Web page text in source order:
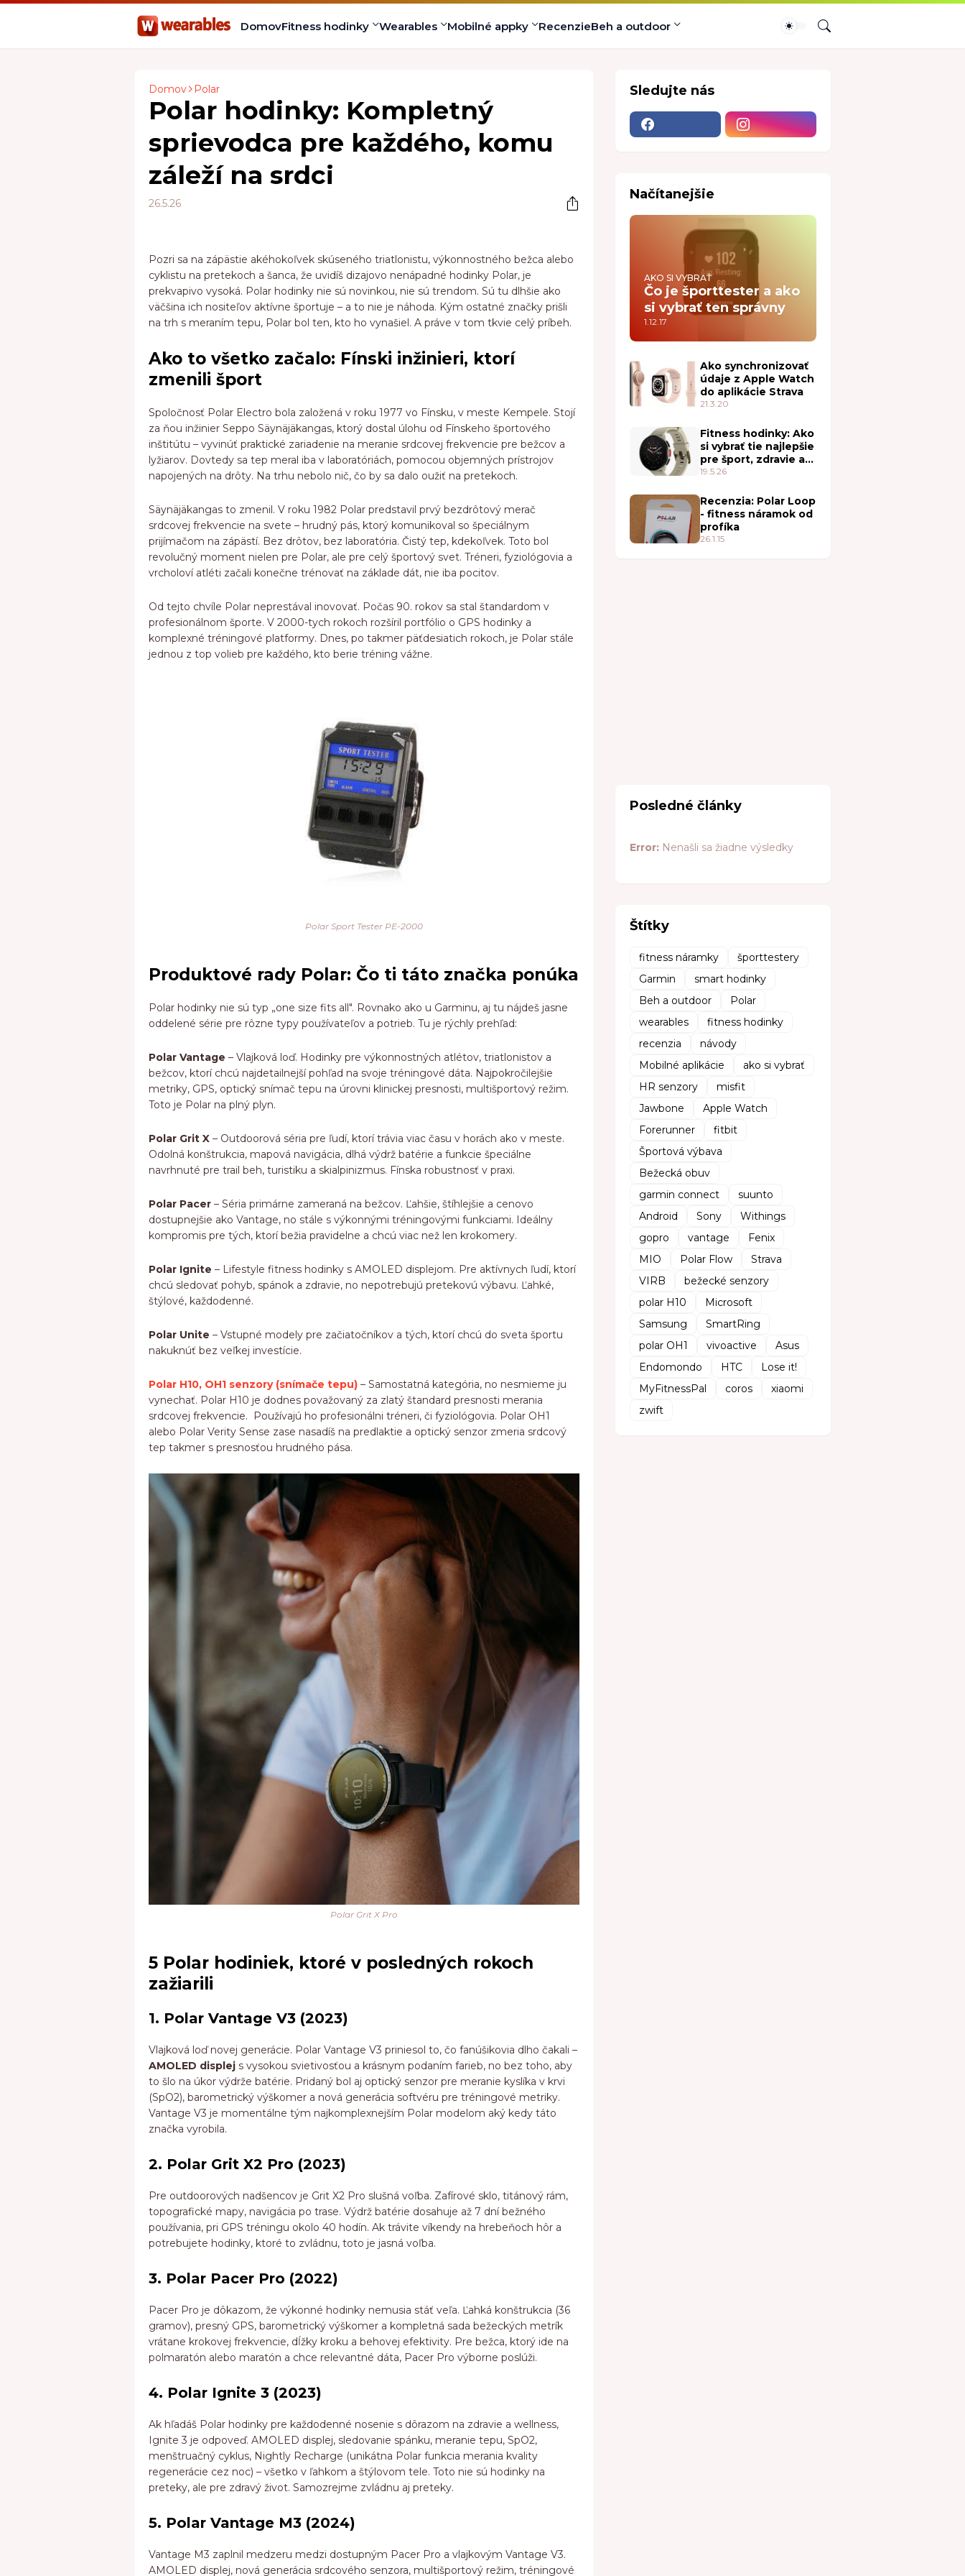
DomovFitness hodinky Wearables Mobilné appky RecenzieBeh a outdoor
Domov Polar
Polar hodinky: Kompletný
sprievodca pre každého, komu
záleží na srdci
26.5.26
Pozri sa na zápästie akéhokoľvek skúseného triatlonistu, výkonnostného bežca alebo
cyklistu na pretekoch a šanca, že uvidíš dizajovo nenápadné hodinky Polar, je
prekvapivo vysoká. Polar hodinky nie sú novinkou, nie sú trendom. Sú tu dlhšie ako
väčšina ich nositeľov aktívne športuje – a to nie je náhoda. Kým ostatné značky prišli
na trh s meraním tepu, Polar bol ten, kto ho vynašiel. A práve v tom tkvie celý príbeh.
Ako to všetko začalo: Fínski inžinieri, ktorí
zmenili šport
Spoločnosť Polar Electro bola založená v roku 1977 vo Fínsku, v meste Kempele. Stojí
za ňou inžinier Seppo Säynäjäkangas, ktorý dostal úlohu od Fínskeho športového
inštitútu – vyvinúť praktické zariadenie na meranie srdcovej frekvencie pre bežcov a
lyžiarov. Dovtedy sa tep meral iba v laboratóriách, pomocou objemných prístrojov
napojených na drôty. Na trhu nebolo nič, čo by sa dalo oužiť na pretekoch.
Säynäjäkangas to zmenil. V roku 1982 Polar predstavil prvý bezdrôtový merač
srdcovej frekvencie na svete – hrudný pás, ktorý komunikoval so špeciálnym
prijímačom na zápästí. Bez drôtov, bez laboratória. Čistý tep, kdekoľvek. Toto bol
revolučný moment nielen pre Polar, ale pre celý športový svet. Tréneri, fyziológovia a
vrcholoví atléti začali konečne trénovať na základe dát, nie iba pocitov.
Od tejto chvíle Polar neprestával inovovať. Počas 90. rokov sa stal štandardom v
profesionálnom športe. V 2000-tych rokoch rozšíril portfólio o GPS hodinky a
komplexné tréningové platformy. Dnes, po takmer päťdesiatich rokoch, je Polar stále
jednou z top volieb pre každého, kto berie tréning vážne.
Polar Sport Tester PE-2000
Produktové rady Polar: Čo ti táto značka ponúka
Polar hodinky nie sú typ „one size fits all". Rovnako ako u Garminu, aj tu nájdeš jasne
oddelené série pre rôzne typy používateľov a potrieb. Tu je rýchly prehľad:
Polar Vantage – Vlajková loď. Hodinky pre výkonnostných atlétov, triatlonistov a
bežcov, ktorí chcú najdetailnejší pohľad na svoje tréningové dáta. Najpokročilejšie
metriky, GPS, optický snímač tepu na úrovni klinickej presnosti, multišportový režim.
Toto je Polar na plný plyn.
Polar Grit X – Outdoorová séria pre ľudí, ktorí trávia viac času v horách ako v meste.
Odolná konštrukcia, mapová navigácia, dlhá výdrž batérie a funkcie špeciálne
navrhnuté pre trail beh, turistiku a skialpinizmus. Fínska robustnosť v praxi.
Polar Pacer – Séria primárne zameraná na bežcov. Ľahšie, štíhlejšie a cenovo
dostupnejšie ako Vantage, no stále s výkonnými tréningovými funkciami. Ideálny
kompromis pre tých, ktorí bežia pravidelne a chcú viac než len krokomery.
Polar Ignite – Lifestyle fitness hodinky s AMOLED displejom. Pre aktívnych ľudí, ktorí
chcú sledovať pohyb, spánok a zdravie, no nepotrebujú pretekovú výbavu. Ľahké,
štýlové, každodenné.
Polar Unite – Vstupné modely pre začiatočníkov a tých, ktorí chcú do sveta športu
nakuknúť bez veľkej investície.
Polar H10, OH1 senzory (snímače tepu) – Samostatná kategória, no nesmieme ju
vynechať. Polar H10 je dodnes považovaný za zlatý štandard presnosti merania
srdcovej frekvencie. Používajú ho profesionálni tréneri, či fyziológovia. Polar OH1
alebo Polar Verity Sense zase nasadíš na predlaktie a optický senzor zmeria srdcový
tep takmer s presnosťou hrudného pása.
Polar Grit X Pro
5 Polar hodiniek, ktoré v posledných rokoch
zažiarili
1. Polar Vantage V3 (2023)
Vlajková loď novej generácie. Polar Vantage V3 priniesol to, čo fanúšikovia dlho čakali –
AMOLED displej s vysokou svietivosťou a krásnym podaním farieb, no bez toho, aby
to šlo na úkor výdrže batérie. Pridaný bol aj optický senzor pre meranie kyslíka v krvi
(SpO2), barometrický výškomer a nová generácia softvéru pre tréningové metriky.
Vantage V3 je momentálne tým najkomplexnejším Polar modelom aký kedy táto
značka vyrobila.
2. Polar Grit X2 Pro (2023)
Pre outdoorových nadšencov je Grit X2 Pro slušná voľba. Zafírové sklo, titánový rám,
topografické mapy, navigácia po trase. Výdrž batérie dosahuje až 7 dní bežného
používania, pri GPS tréningu okolo 40 hodín. Ak trávite víkendy na hrebeňoch hôr a
potrebujete hodinky, ktoré to zvládnu, toto je jasná voľba.
3. Polar Pacer Pro (2022)
Pacer Pro je dôkazom, že výkonné hodinky nemusia stáť veľa. Ľahká konštrukcia (36
gramov), presný GPS, barometrický výškomer a kompletná sada bežeckých metrík
vrátane krokovej frekvencie, dĺžky kroku a behovej efektivity. Pre bežca, ktorý ide na
polmaratón alebo maratón a chce relevantné dáta, Pacer Pro výborne poslúži.
4. Polar Ignite 3 (2023)
Ak hľadáš Polar hodinky pre každodenné nosenie s dôrazom na zdravie a wellness,
Ignite 3 je odpoveď. AMOLED displej, sledovanie spánku, meranie tepu, SpO2,
menštruačný cyklus, Nightly Recharge (unikátna Polar funkcia merania kvality
regenerácie cez noc) – všetko v ľahkom a štýlovom tele. Toto nie sú hodinky na
preteky, ale pre zdravý život. Samozrejme zvládnu aj preteky.
5. Polar Vantage M3 (2024)
Vantage M3 zaplnil medzeru medzi dostupným Pacer Pro a vlajkovým Vantage V3.
AMOLED displej, nová generácia srdcového senzora, multišportový režim, tréningové
Sledujte nás
Načítanejšie
AKO SI VYBRAŤ
Čo je športtester a ako
si vybrať ten správny
1.12.17
Ako synchronizovať
údaje z Apple Watch
do aplikácie Strava
21.3.20
Fitness hodinky: Ako
si vybrať tie najlepšie
pre šport, zdravie a
každodenné nosenie
19.5.26
Recenzia: Polar Loop
- fitness náramok od
profíka
26.1.15
Posledné články
Error: Nenašli sa žiadne výsledky
Štítky
fitness náramky
športtestery
Garmin
smart hodinky
Beh a outdoor
Polar
wearables
fitness hodinky
recenzia
návody
Mobilné aplikácie
ako si vybrať
HR senzory
misfit
Jawbone
Apple Watch
Forerunner
fitbit
Športová výbava
Bežecká obuv
garmin connect
suunto
Android
Sony
Withings
gopro
vantage
Fenix
MIO
Polar Flow
Strava
VIRB
bežecké senzory
polar H10
Microsoft
Samsung
SmartRing
polar OH1
vivoactive
Asus
Endomondo
HTC
Lose it!
MyFitnessPal
coros
xiaomi
zwift